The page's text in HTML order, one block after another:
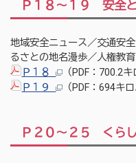
Ｐ１８～１９ 安全
地域安全ニュース／交通安
るさとの地名漫歩／人権教
Ｐ１８
（PDF：700.2キ
Ｐ１９
（PDF：694キ
Ｐ２０～２５ くら